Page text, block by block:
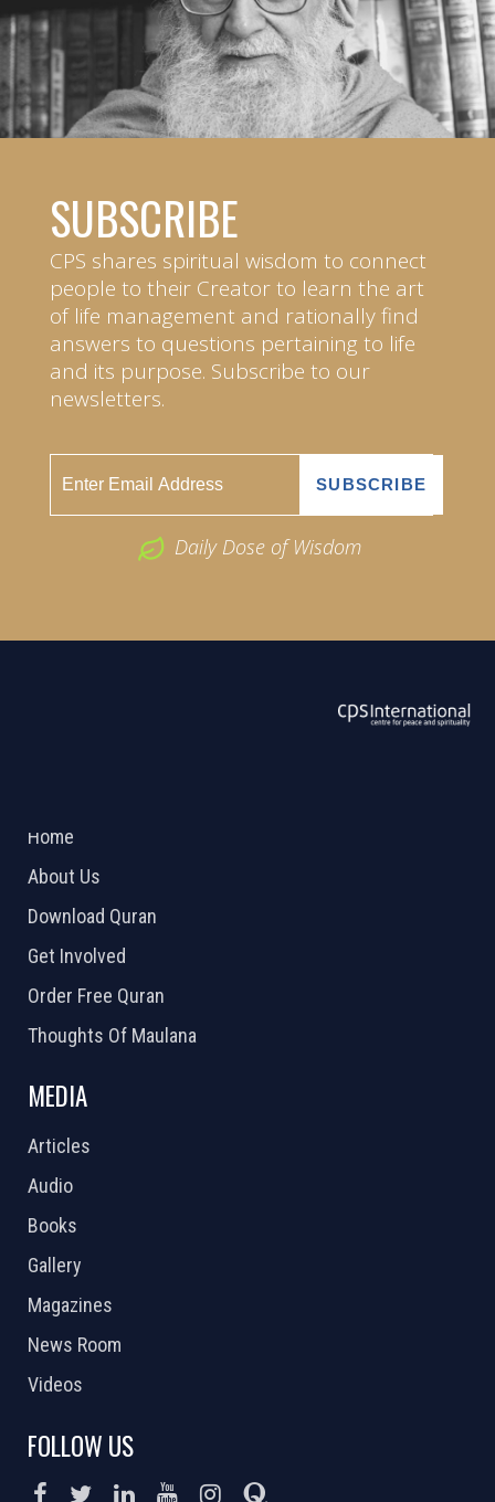
SUBSCRIBE
CPS shares spiritual wisdom to connect
people to their Creator to learn the art
of life management and rationally find
answers to questions pertaining to life
and its purpose. Subscribe to our
newsletters.
Daily Dose of Wisdom
Home
About Us
Download Quran
Get Involved
Order Free Quran
Thoughts Of Maulana
MEDIA
Articles
Audio
Books
Gallery
Magazines
News Room
Videos
FOLLOW US